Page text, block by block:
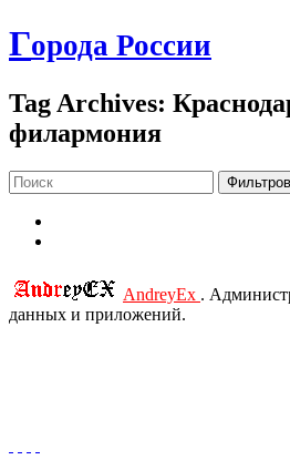
Города России
Tag Archives:
филармония
AndreyEx .
данных и приложений.